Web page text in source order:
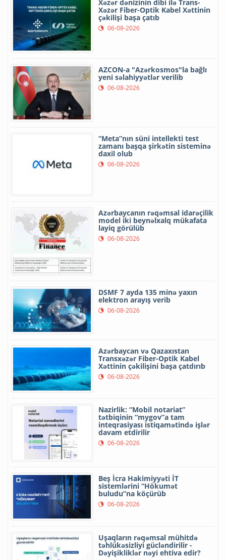
Xəzər dənizinin dibi ilə Trans-
Xəzər Fiber-Optik Kabel Xəttinin
çəkilişi başa çatıb
06-08-2026
AZCON-a "Azərkosmos"la bağlı
yeni səlahiyyətlər verilib
06-08-2026
“Meta”nın süni intellekti test
zamanı başqa şirkətin sisteminə
daxil olub
06-08-2026
Azərbaycanın rəqəmsal idarəçilik
model iki beynəlxalq mükafata
layiq görülüb
06-08-2026
DSMF 7 ayda 135 minə yaxın
elektron arayış verib
06-08-2026
Azərbaycan və Qazaxıstan
Transxəzər Fiber-Optik Kabel
Xəttinin çəkilişini başa çatdırıb
06-08-2026
Nazirlik: “Mobil notariat”
tətbiqinin “mygov”a tam
inteqrasiyası istiqamətində işlər
davam etdirilir
06-08-2026
Beş İcra Hakimiyyəti İT
sistemlərini “Hökumət
buludu”na köçürüb
06-08-2026
Uşaqların rəqəmsal mühitdə
təhlükəsizliyi gücləndirilir -
Dəyişikliklər nəyi ehtiva edir?